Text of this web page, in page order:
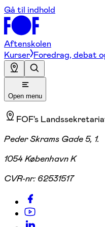
Gå til indhold
Aftenskolen
Kurser Foredrag, debat
Open menu
FOF's
Peder Skrams Gade 5, 1.
1054 København K
CVR-nr: 62531517